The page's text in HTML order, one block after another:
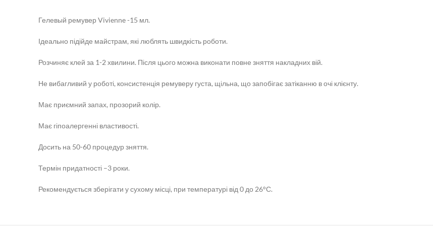
Гелевый ремувер Vivienne -15 мл.
Ідеально підійде майстрам, які люблять швидкість роботи.
Розчиняє клей за 1-2 хвилини. Після цього можна виконати повне зняття накладних вій.
Не вибагливий у роботі, консистенція ремуверу густа, щільна, що запобігає затіканню в очі клієнту.
Має приємний запах, прозорий колір.
Має гіпоалергенні властивості.
Досить на 50-60 процедур зняття.
Термін придатності –3 роки.
Рекомендується зберігати у сухому місці, при температурі від 0 до 26°С.